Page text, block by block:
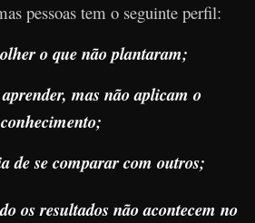
pessoas tem o seguinte perfil:
o que não plantaram;
mas não aplicam o
conhecimento;
de se comparar com outros;
os resultados não acontecem no